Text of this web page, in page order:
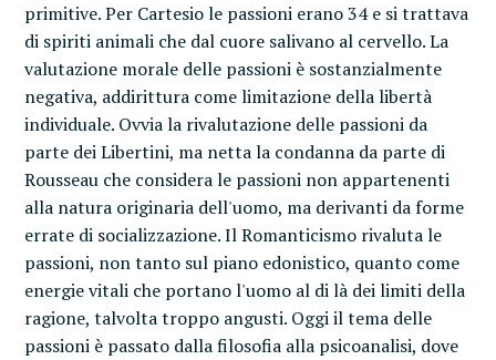
primitive. Per Cartesio le passioni erano 34 e si trattava
di spiriti animali che dal cuore salivano al cervello. La
valutazione morale delle passioni è sostanzialmente
negativa, addirittura come limitazione della libertà
individuale. Ovvia la rivalutazione delle passioni da
parte dei Libertini, ma netta la condanna da parte di
Rousseau che considera le passioni non appartenenti
alla natura originaria dell'uomo, ma derivanti da forme
errate di socializzazione. Il Romanticismo rivaluta le
passioni, non tanto sul piano edonistico, quanto come
energie vitali che portano l'uomo al di là dei limiti della
ragione, talvolta troppo angusti. Oggi il tema delle
passioni è passato dalla filosofia alla psicoanalisi, dove